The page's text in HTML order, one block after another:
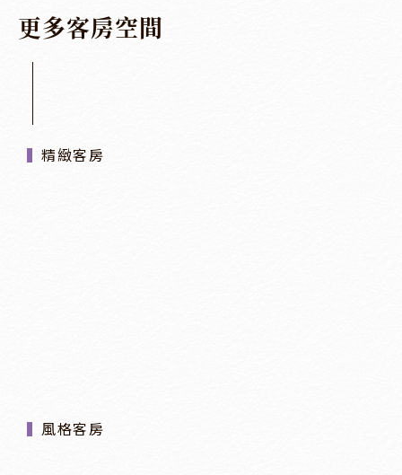
更多客房空間
精緻客房
風格客房